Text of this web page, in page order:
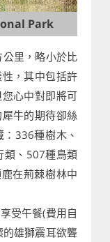
Park
里，略小於比
，其中包括許
心中對即將可
牛的期待卻絲
336種樹木、
類、507種鳥類
在荊棘樹林中
受午餐(費用自
雄獅震耳欲聾